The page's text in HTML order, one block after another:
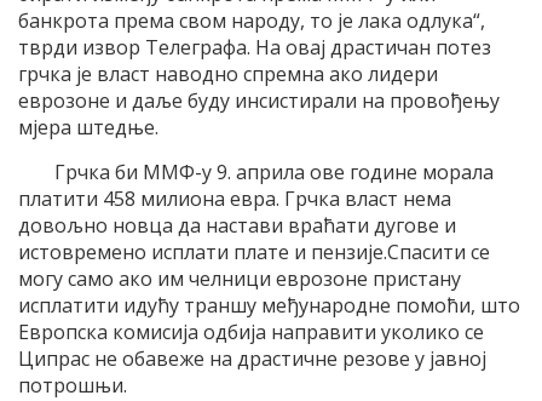
банкрота према свом народу, то је лака одлука“,
тврди извор Телеграфа. На овај драстичан потез
грчка је власт наводно спремна ако лидери
еврозоне и даље буду инсистирали на провођењу
мјера штедње.
Грчка би ММФ-у 9. априла ове године морала
платити 458 милиона евра. Грчка власт нема
довољно новца да настави враћати дугове и
истовремено исплати плате и пензије.Спасити се
могу само ако им челници еврозоне пристану
исплатити идућу траншу међународне помоћи, што
Европска комисија одбија направити уколико се
Ципрас не обавеже на драстичне резове у јавној
потрошњи.